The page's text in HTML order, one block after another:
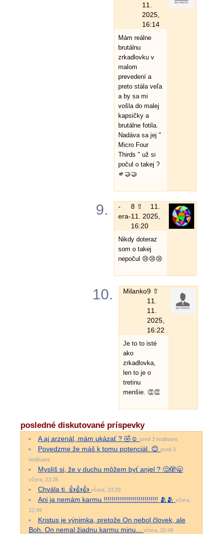
11.
2025,
16:14
Mám reálne
brutálnu
zrkadlovku v
malom
prevedení a
preto stála veľa
a by sa mi
vošla do malej
kapsičky a
brutálne fotila.
Nadáva sa jej "
Micro Four
Thirds " už si
počul o takej ?
🫵🤝🤝
9.
-
era-
8 ⇧
11.
11. 2025,
16:20
Nikdy doteraz
som o takej
nepočul 😢😢😢
10. Milanko9 ⇧
11.
11.
2025,
16:22
Je to to isté
ako
zrkadlovka,
len to je o
tretinu
menšie. 👏👏
posledné diskutované príspevky
A aj arzenál, mám ukázať ? 🤣☺️ pred 3 hodinami
Povedzme že máš k tomu potenciál. 😊 pred 3
hodinami
Myslíš si, že v duchu môžem byť anjel ? 🤔🫣🥱
včera, 23:35
Chvála ti. 👍👍👍 včera, 23:29
Ani ja nemám karmu !!!!!!!!!!!!!!!!!!!!!!!!!!!! 🫂🫂 včera,
22:49
Kristus je výnimka, pretože On nebol človek, ale
Boh. On nemal žiadnu karmu minu...
včera, 22:48